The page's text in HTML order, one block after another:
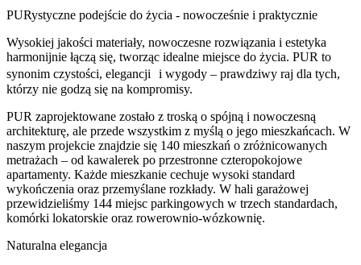
PURystyczne podejście do życia - nowocześnie i praktycznie
Wysokiej jakości materiały, nowoczesne rozwiązania i estetyka
harmonijnie łączą się, tworząc idealne miejsce do życia. PUR to
synonim czystości, elegancji i wygody – prawdziwy raj dla tych,
którzy nie godzą się na kompromisy.
PUR zaprojektowane zostało z troską o spójną i nowoczesną
architekturę, ale przede wszystkim z myślą o jego mieszkańcach. W
naszym projekcie znajdzie się 140 mieszkań o zróżnicowanych
metrażach – od kawalerek po przestronne czteropokojowe
apartamenty. Każde mieszkanie cechuje wysoki standard
wykończenia oraz przemyślane rozkłady. W hali garażowej
przewidzieliśmy 144 miejsc parkingowych w trzech standardach,
komórki lokatorskie oraz rowerownio-wózkownię.
Naturalna elegancja